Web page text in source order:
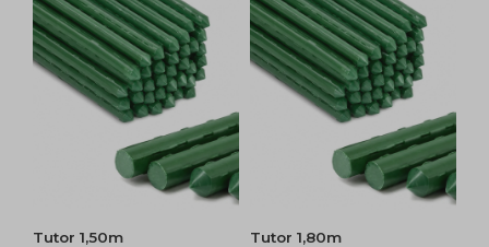
Tutor 1,50m Tutor 1,80m